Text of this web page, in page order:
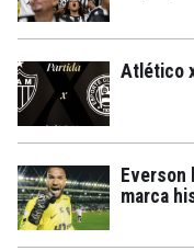
Atlético
Everson
marca